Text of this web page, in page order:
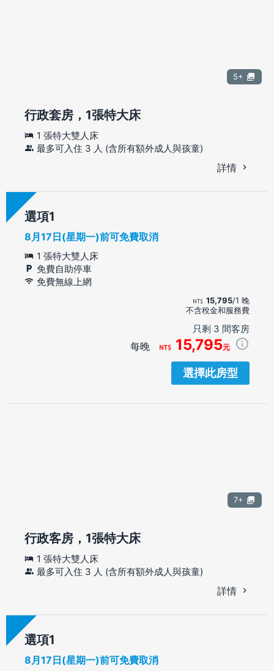
5+
行政套房，1張特大床
1 張特大雙人床
最多可入住 3 人 (含所有額外成人與孩童)
詳情
選項
8月17日(星期一)前可免費取消
1 張特大雙人床
免費自助停車
免費無線上網
15,795/1 晚
不含稅金和服務費
只剩 3 間客房
每晚 15,795元
選擇此房型
7+
行政客房，1張特大床
1 張特大雙人床
最多可入住 3 人 (含所有額外成人與孩童)
詳情
選項
8月17日(星期一)前可免費取消